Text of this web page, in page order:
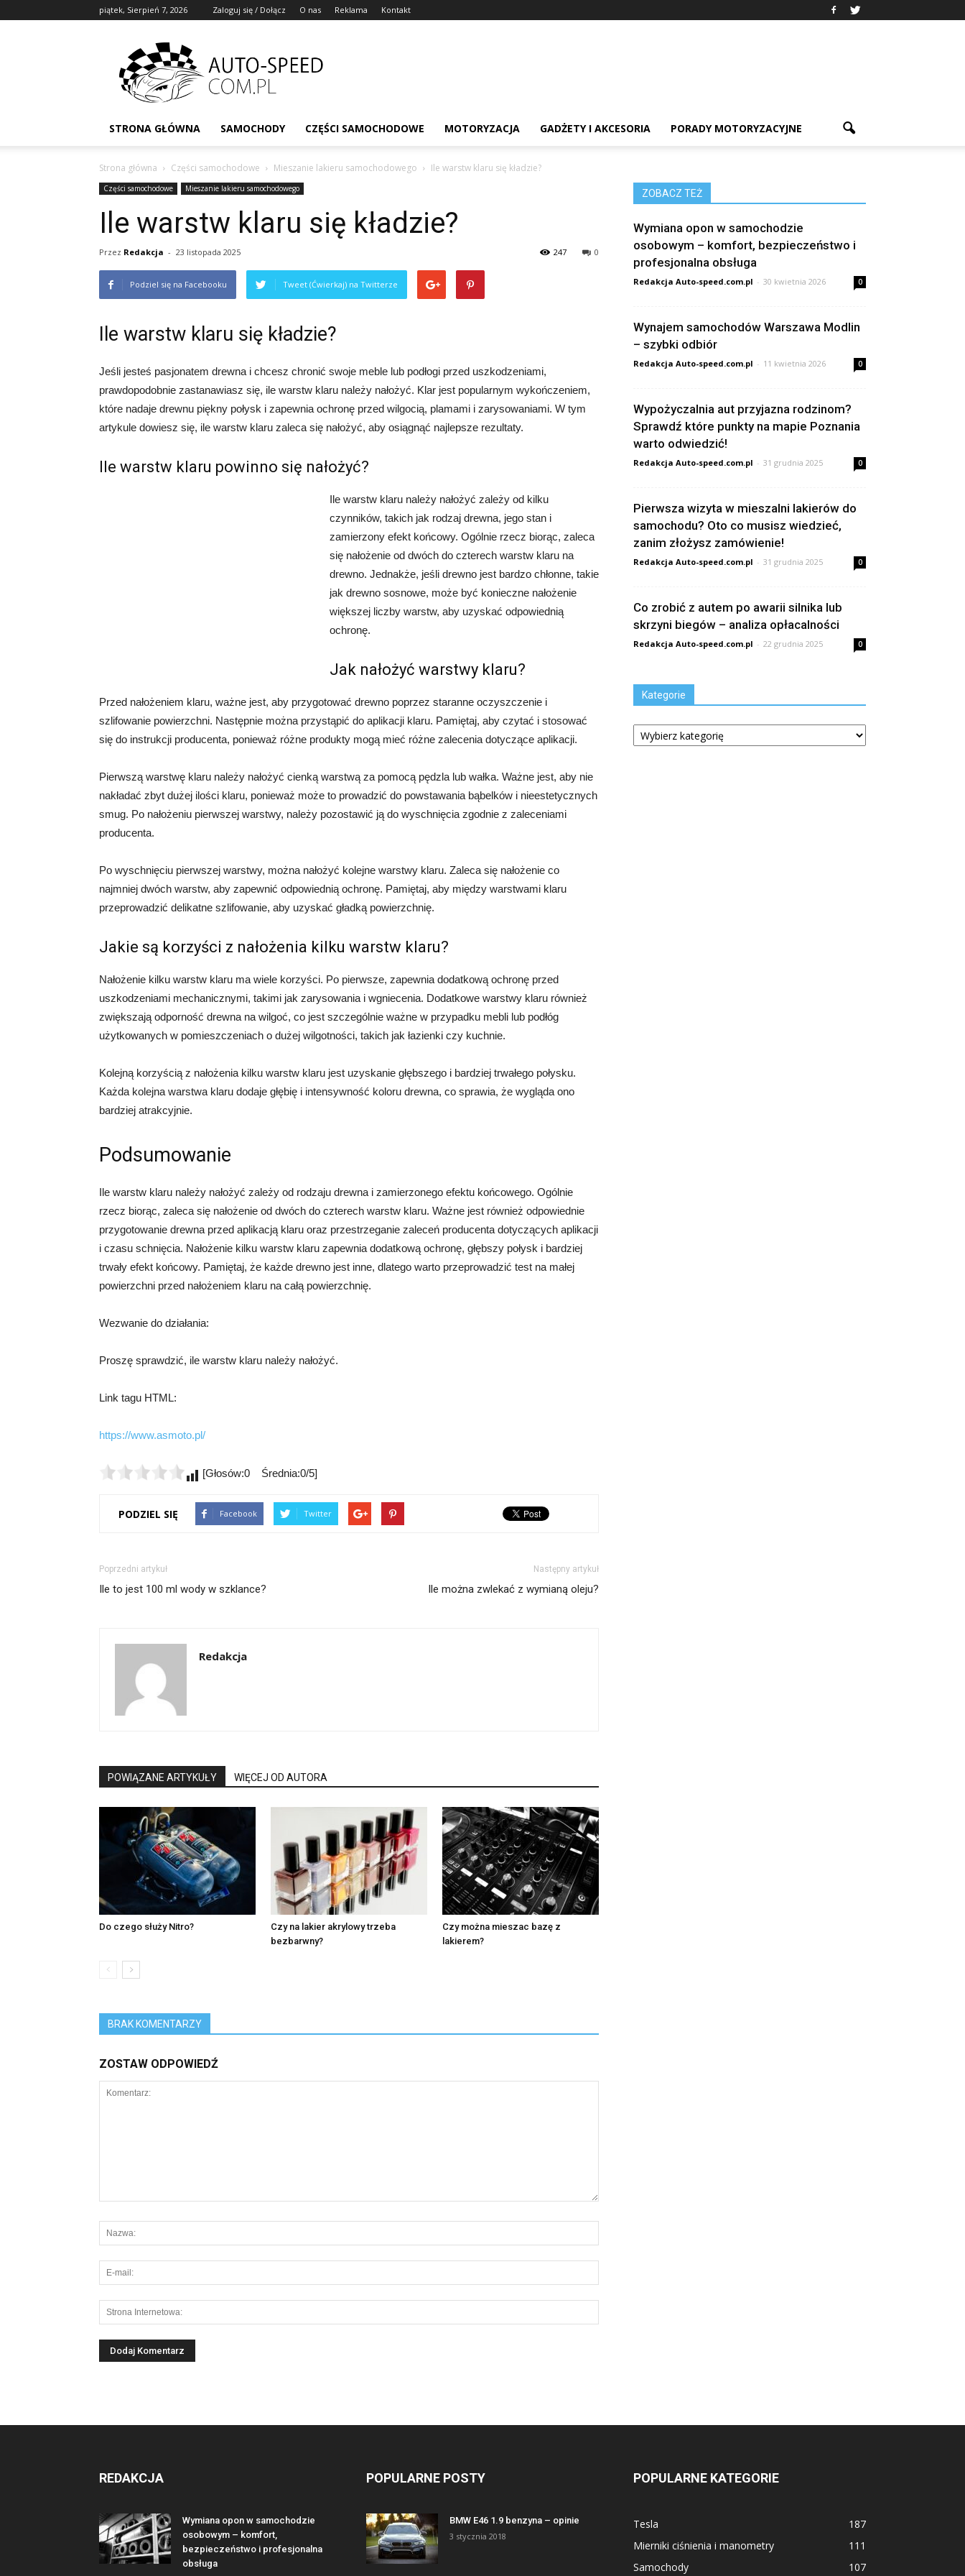
piątek, Sierpień 7, 2026 Zaloguj się / Dołącz O nas Reklama Kontakt
STRONA GŁÓWNA SAMOCHODY CZĘŚCI SAMOCHODOWE MOTORYZACJA GADŻETY I AKCESORIA PORADY MOTORYZACYJNE
Strona główna Części samochodowe Mieszanie lakieru samochodowego Ile warstw klaru się kładzie?
Części samochodowe Mieszanie lakieru samochodowego
Ile warstw klaru się kładzie?
Przez Redakcja - 23 listopada 2025 0
247
Podziel się na Facebooku Tweet (Ćwierkaj) na Twitterze
Ile warstw klaru się kładzie?
Jeśli jesteś pasjonatem drewna i chcesz chronić swoje meble lub podłogi przed uszkodzeniami,
prawdopodobnie zastanawiasz się, ile warstw klaru należy nałożyć. Klar jest popularnym wykończeniem,
które nadaje drewnu piękny połysk i zapewnia ochronę przed wilgocią, plamami i zarysowaniami. W tym
artykule dowiesz się, ile warstw klaru zaleca się nałożyć, aby osiągnąć najlepsze rezultaty.
Ile warstw klaru powinno się nałożyć?
Ile warstw klaru należy nałożyć zależy od kilku
czynników, takich jak rodzaj drewna, jego stan i
zamierzony efekt końcowy. Ogólnie rzecz biorąc, zaleca
się nałożenie od dwóch do czterech warstw klaru na
drewno. Jednakże, jeśli drewno jest bardzo chłonne, takie
jak drewno sosnowe, może być konieczne nałożenie
większej liczby warstw, aby uzyskać odpowiednią
ochronę.
Jak nałożyć warstwy klaru?
Przed nałożeniem klaru, ważne jest, aby przygotować drewno poprzez staranne oczyszczenie i
szlifowanie powierzchni. Następnie można przystąpić do aplikacji klaru. Pamiętaj, aby czytać i stosować
się do instrukcji producenta, ponieważ różne produkty mogą mieć różne zalecenia dotyczące aplikacji.
Pierwszą warstwę klaru należy nałożyć cienką warstwą za pomocą pędzla lub wałka. Ważne jest, aby nie
nakładać zbyt dużej ilości klaru, ponieważ może to prowadzić do powstawania bąbelków i nieestetycznych
smug. Po nałożeniu pierwszej warstwy, należy pozostawić ją do wyschnięcia zgodnie z zaleceniami
producenta.
Po wyschnięciu pierwszej warstwy, można nałożyć kolejne warstwy klaru. Zaleca się nałożenie co
najmniej dwóch warstw, aby zapewnić odpowiednią ochronę. Pamiętaj, aby między warstwami klaru
przeprowadzić delikatne szlifowanie, aby uzyskać gładką powierzchnię.
Jakie są korzyści z nałożenia kilku warstw klaru?
Nałożenie kilku warstw klaru ma wiele korzyści. Po pierwsze, zapewnia dodatkową ochronę przed
uszkodzeniami mechanicznymi, takimi jak zarysowania i wgniecenia. Dodatkowe warstwy klaru również
zwiększają odporność drewna na wilgoć, co jest szczególnie ważne w przypadku mebli lub podłóg
użytkowanych w pomieszczeniach o dużej wilgotności, takich jak łazienki czy kuchnie.
Kolejną korzyścią z nałożenia kilku warstw klaru jest uzyskanie głębszego i bardziej trwałego połysku.
Każda kolejna warstwa klaru dodaje głębię i intensywność koloru drewna, co sprawia, że wygląda ono
bardziej atrakcyjnie.
Podsumowanie
Ile warstw klaru należy nałożyć zależy od rodzaju drewna i zamierzonego efektu końcowego. Ogólnie
rzecz biorąc, zaleca się nałożenie od dwóch do czterech warstw klaru. Ważne jest również odpowiednie
przygotowanie drewna przed aplikacją klaru oraz przestrzeganie zaleceń producenta dotyczących aplikacji
i czasu schnięcia. Nałożenie kilku warstw klaru zapewnia dodatkową ochronę, głębszy połysk i bardziej
trwały efekt końcowy. Pamiętaj, że każde drewno jest inne, dlatego warto przeprowadzić test na małej
powierzchni przed nałożeniem klaru na całą powierzchnię.
Wezwanie do działania:
Proszę sprawdzić, ile warstw klaru należy nałożyć.
Link tagu HTML:
https://www.asmoto.pl/
[Głosów:0 Średnia:0/5]
PODZIEL SIĘ Facebook Twitter
Poprzedni artykuł
Ile to jest 100 ml wody w szklance?
Następny artykuł
Ile można zwlekać z wymianą oleju?
Redakcja
POWIĄZANE ARTYKUŁY WIĘCEJ OD AUTORA
Do czego służy Nitro?
Czy na lakier akrylowy trzeba
bezbarwny?
Czy można mieszac bazę z
lakierem?
BRAK KOMENTARZY
ZOSTAW ODPOWIEDŹ
ZOBACZ TEŻ
Wymiana opon w samochodzie
osobowym – komfort, bezpieczeństwo i
profesjonalna obsługa
Redakcja Auto-speed.com.pl - 30 kwietnia 2026 0
Wynajem samochodów Warszawa Modlin
– szybki odbiór
Redakcja Auto-speed.com.pl - 11 kwietnia 2026 0
Wypożyczalnia aut przyjazna rodzinom?
Sprawdź które punkty na mapie Poznania
warto odwiedzić!
Redakcja Auto-speed.com.pl - 31 grudnia 2025 0
Pierwsza wizyta w mieszalni lakierów do
samochodu? Oto co musisz wiedzieć,
zanim złożysz zamówienie!
Redakcja Auto-speed.com.pl - 31 grudnia 2025 0
Co zrobić z autem po awarii silnika lub
skrzyni biegów – analiza opłacalności
Redakcja Auto-speed.com.pl - 22 grudnia 2025 0
Kategorie
Kategorie
REDAKCJA
Wymiana opon w samochodzie
osobowym – komfort,
bezpieczeństwo i profesjonalna
obsługa
POPULARNE POSTY
BMW E46 1.9 benzyna – opinie
3 stycznia 2018
POPULARNE KATEGORIE
Tesla
187
Mierniki ciśnienia i manometry
111
Samochody
107